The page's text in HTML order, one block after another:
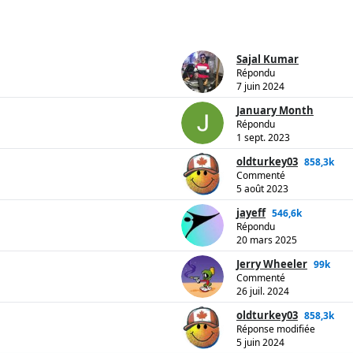
Sajal Kumar
Répondu
7 juin 2024
January Month
Répondu
1 sept. 2023
oldturkey03 858,3k
Commenté
5 août 2023
jayeff 546,6k
Répondu
20 mars 2025
Jerry Wheeler 99k
Commenté
26 juil. 2024
oldturkey03 858,3k
Réponse modifiée
5 juin 2024